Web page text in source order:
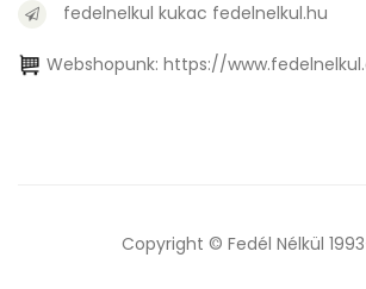
fedelnelkul kukac fedelnelkul.hu
Webshopunk: https://
Copyright © Fedél Nélkül